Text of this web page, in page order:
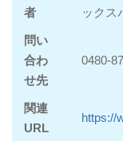
者
ックス
問い
合わ
せ先
0480-
関連
URL
https://